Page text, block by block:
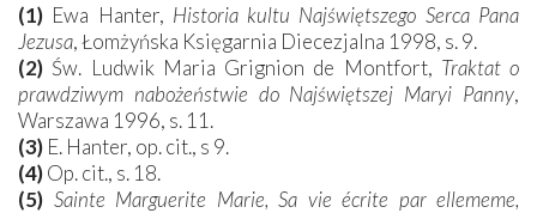
(1) Ewa Hanter, Historia kultu Najświętszego Serca Pana
Jezusa, Łomżyńska Księgarnia Diecezjalna 1998, s. 9.
(2) Św. Ludwik Maria Grignion de Montfort, Traktat o
prawdziwym nabożeństwie do Najświętszej Maryi Panny,
Warszawa 1996, s. 11.
(3) E. Hanter, op. cit., s 9.
(4)Op. cit., s. 18.
(5) Sainte Marguerite Marie, Sa vie écrite par ellememe,